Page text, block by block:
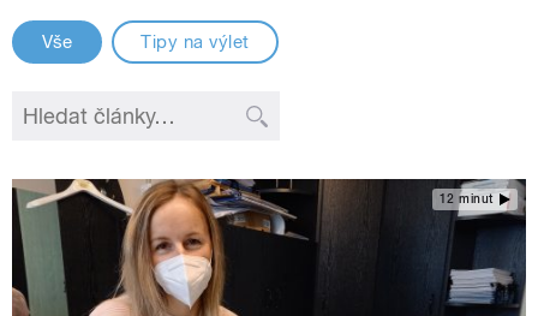
Vše Tipy na výlet
12 minut